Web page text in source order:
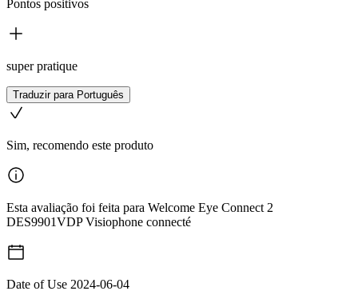
Pontos positivos
super pratique
Traduzir para Português
Sim, recomendo este produto
Esta avaliação foi feita para Welcome Eye Connect 2
DES9901VDP Visiophone connecté
Date of Use 2024-06-04